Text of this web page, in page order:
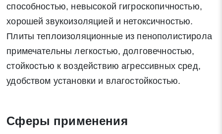
способностью, невысокой гигроскопичностью,
хорошей звукоизоляцией и нетоксичностью.
Плиты теплоизоляционные из пенополистирола
примечательны легкостью, долговечностью,
стойкостью к воздействию агрессивных сред,
удобством установки и влагостойкостью.
Сферы применения